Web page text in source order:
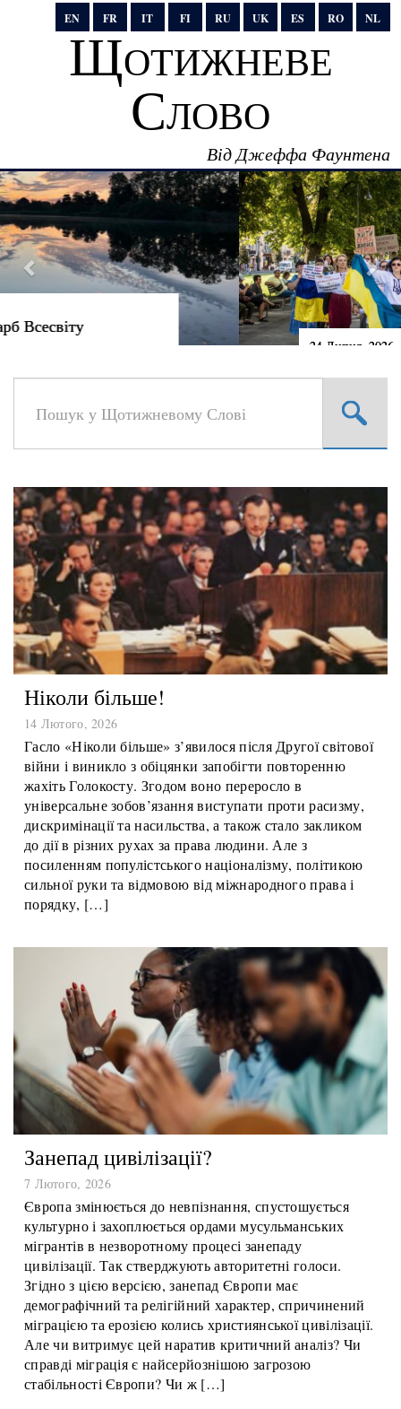
EN FR IT FI RU UK ES RO NL
Щотижневе
Слово
Від Джеффа Фаунтена
Ніколи більше!
14 Лютого, 2026
Гасло «Ніколи більше» з’явилося після Другої світової
війни і виникло з обіцянки запобігти повторенню
жахіть Голокосту. Згодом воно переросло в
універсальне зобов’язання виступати проти расизму,
дискримінації та насильства, а також стало закликом
до дії в різних рухах за права людини. Але з
посиленням популістського націоналізму, політикою
сильної руки та відмовою від міжнародного права і
Занепад цивілізації?
7 Лютого, 2026
Європа змінюється до невпізнання, спустошується
культурно і захоплюється ордами мусульманських
мігрантів в незворотному процесі занепаду
цивілізації. Так стверджують авторитетні голоси.
Згідно з цією версією, занепад Європи має
демографічний та релігійний характер, спричинений
міграцією та ерозією колись християнської цивілізації.
Але чи витримує цей наратив критичний аналіз? Чи
справді міграція є найсерйознішою загрозою